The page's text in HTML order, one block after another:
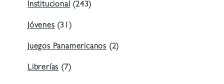
Institucional (243)
Jóvenes (31)
Juegos Panamericanos (2)
Librerías (7)